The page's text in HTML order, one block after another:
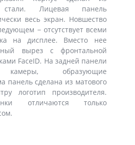
Лицевая панель
весь экран. Новшество
− отсутствует всеми
на дисплее. Вместо нее
вырез с фронтальной
FaceID. На задней панели
камеры, образующие
панель сделана из матового
логотип производителя.
отличаются только